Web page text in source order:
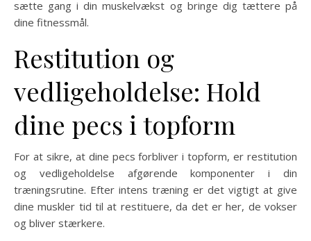
sætte gang i din muskelvækst og bringe dig tættere på
dine fitnessmål.
Restitution og
vedligeholdelse: Hold
dine pecs i topform
For at sikre, at dine pecs forbliver i topform, er restitution
og vedligeholdelse afgørende komponenter i din
træningsrutine. Efter intens træning er det vigtigt at give
dine muskler tid til at restituere, da det er her, de vokser
og bliver stærkere.